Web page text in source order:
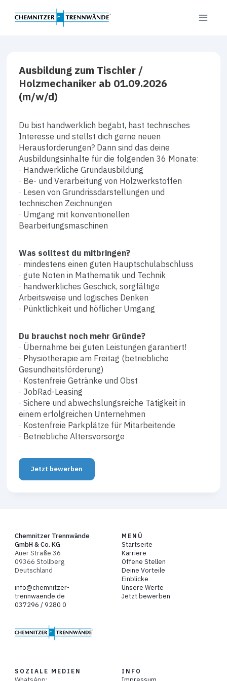
Inhalt
Ausbildung zum Tischler /
Holzmechaniker ab 01.09.2026
(m/w/d)
Du bist handwerklich begabt, hast technisches
Interesse und stellst dich gerne neuen
Herausforderungen? Dann sind das deine
Ausbildungsinhalte für die folgenden 36 Monate:
· Handwerkliche Grundausbildung
· Be- und Verarbeitung von Holzwerkstoffen
· Lesen von Grundrissdarstellungen und
technischen Zeichnungen
· Umgang mit konventionellen
Bearbeitungsmaschinen
Was solltest du mitbringen?
· mindestens einen guten Hauptschulabschluss
· gute Noten in Mathematik und Technik
· handwerkliches Geschick, sorgfältige
Arbeitsweise und logisches Denken
· Pünktlichkeit und höflicher Umgang
Du brauchst noch mehr Gründe?
· Übernahme bei guten Leistungen garantiert!
· Physiotherapie am Freitag (betriebliche
Gesundheitsförderung)
· Kostenfreie Getränke und Obst
· JobRad-Leasing
· Sichere und abwechslungsreiche Tätigkeit in
einem erfolgreichen Unternehmen
· Kostenfreie Parkplätze für Mitarbeitende
· Betriebliche Altersvorsorge
Jetzt bewerben
Chemnitzer Trennwände
GmbH & Co. KG
Auer Straße 36
09366 Stollberg
Deutschland
info@chemnitzer-
trennwaende.de
037296 / 9280 0
MENÜ
Startseite
Karriere
Offene Stellen
Deine Vorteile
Einblicke
Unsere Werte
Jetzt bewerben
SOZIALE MEDIEN INFO